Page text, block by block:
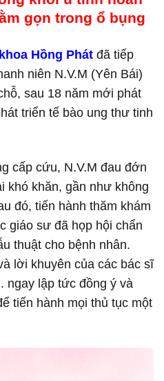
gọn trong ổ bụng
Hồng Phát đã tiếp
niên N.V.M (Yên Bái)
sau 18 năm mới phát
triển tế bào ung thư tinh
cấp cứu, N.V.M đau đớn
khó khăn, gần như không
đó, tiến hành thăm khám
giáo sư đã họp hội chẩn
thuật cho bệnh nhân.
lời khuyên của các bác sĩ
ngay lập tức đồng ý và
tiến hành mọi thủ tục một